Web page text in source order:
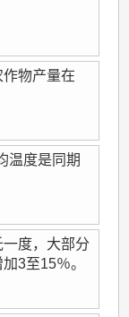
物产量在
温度是同期
度，大部分
3至15％。